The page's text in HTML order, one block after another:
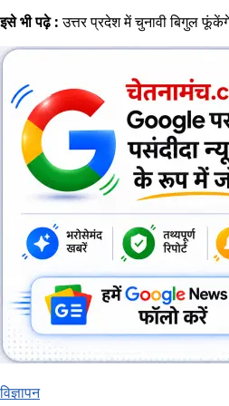
इसे भी पढ़े :उत्तर प्रदेश में चुनावी बिगुल
विज्ञापन